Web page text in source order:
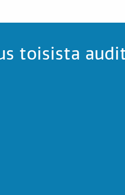
toisista